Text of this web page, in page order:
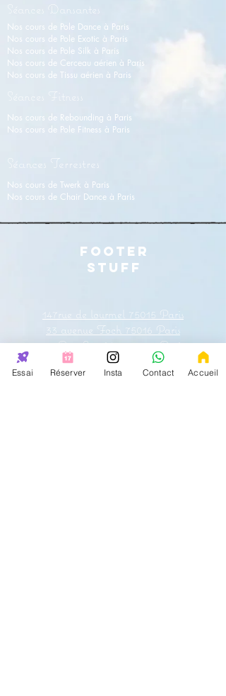
Séances Dansantes
Nos cours de Pole Dance à Paris
Nos cours de Pole Exotic à Paris
Nos cours de Pole Silk à Paris
Nos cours de Cerceau aérien à Paris
Nos cours de Tissu aérien à Paris
Séances Fitness
Nos cours de Rebounding à Paris
Nos cours de Pole Fitness à Paris
Séances Terrestres
Nos cours de Twerk à Paris
Nos cours de Chair Dance à Paris
FOOTER
STUFF
147rue de lourmel 75015 Paris
33
avenue Foch 75016 Paris
38Rue Lauriston75016 Paris
31 rue Saint
Charles 75015 Paris
Essai Réserver Insta Contact Accueil